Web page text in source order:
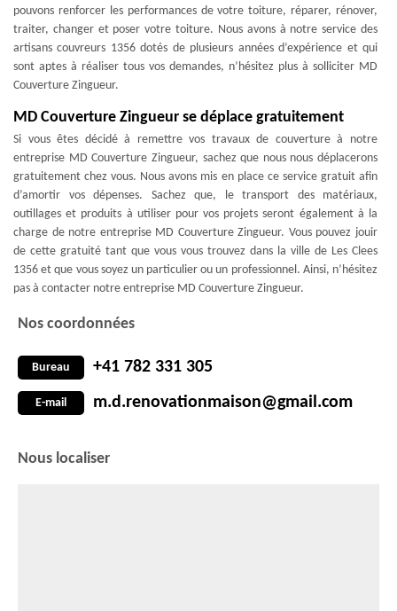
pouvons renforcer les performances de votre toiture, réparer, rénover,
traiter, changer et poser votre toiture. Nous avons à notre service des
artisans couvreurs 1356 dotés de plusieurs années d’expérience et qui
sont aptes à réaliser tous vos demandes, n’hésitez plus à solliciter MD
Couverture Zingueur.
MD Couverture Zingueur se déplace gratuitement
Si vous êtes décidé à remettre vos travaux de couverture à notre
entreprise MD Couverture Zingueur, sachez que nous nous déplacerons
gratuitement chez vous. Nous avons mis en place ce service gratuit afin
d’amortir vos dépenses. Sachez que, le transport des matériaux,
outillages et produits à utiliser pour vos projets seront également à la
charge de notre entreprise MD Couverture Zingueur. Vous pouvez jouir
de cette gratuité tant que vous vous trouvez dans la ville de Les Clees
1356 et que vous soyez un particulier ou un professionnel. Ainsi, n’hésitez
pas à contacter notre entreprise MD Couverture Zingueur.
Nos coordonnées
Bureau +41 782 331 305
E-mail m.d.renovationmaison@gmail.com
Nous localiser